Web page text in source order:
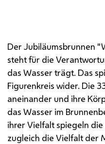
Der Jubiläumsbrunnen
steht für die
das Wasser trägt. Das
Figurenkreis wider. Die
aneinander und ihre
das Wasser im
ihrer Vielfalt spiegeln
zugleich die Vielfalt der